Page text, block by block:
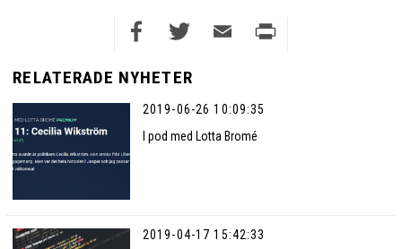
RELATERADE NYHETER
2019-06-26 10:09:35
I pod med Lotta Bromé
2019-04-17 15:42:33
Facebook
Twitter
Email